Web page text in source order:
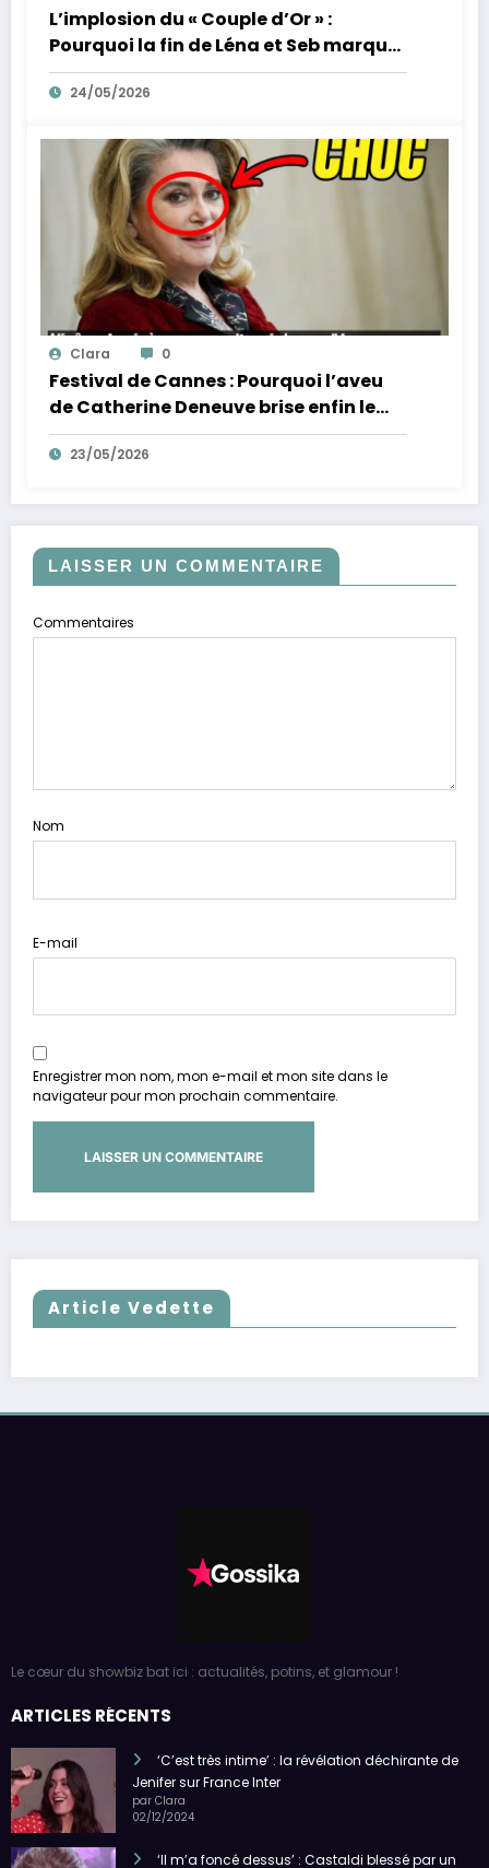
L’implosion du « Couple d’Or » :
Pourquoi la fin de Léna et Seb marque
la fin de l’innocence sur YouTube
24/05/2026
Clara 0
Festival de Cannes : Pourquoi l’aveu
de Catherine Deneuve brise enfin le
mythe de la Croisette
23/05/2026
LAISSER UN COMMENTAIRE
Commentaires
Nom
E-mail
Enregistrer mon nom, mon e-mail et mon site dans le
navigateur pour mon prochain commentaire.
Article Vedette
Le cœur du showbiz bat ici : actualités, potins, et glamour !
ARTICLES RÉCENTS
‘C’est très intime’ : la révélation déchirante de
Jenifer sur France Inter
par Clara
02/12/2024
‘Il m’a foncé dessus’ : Castaldi blessé par un